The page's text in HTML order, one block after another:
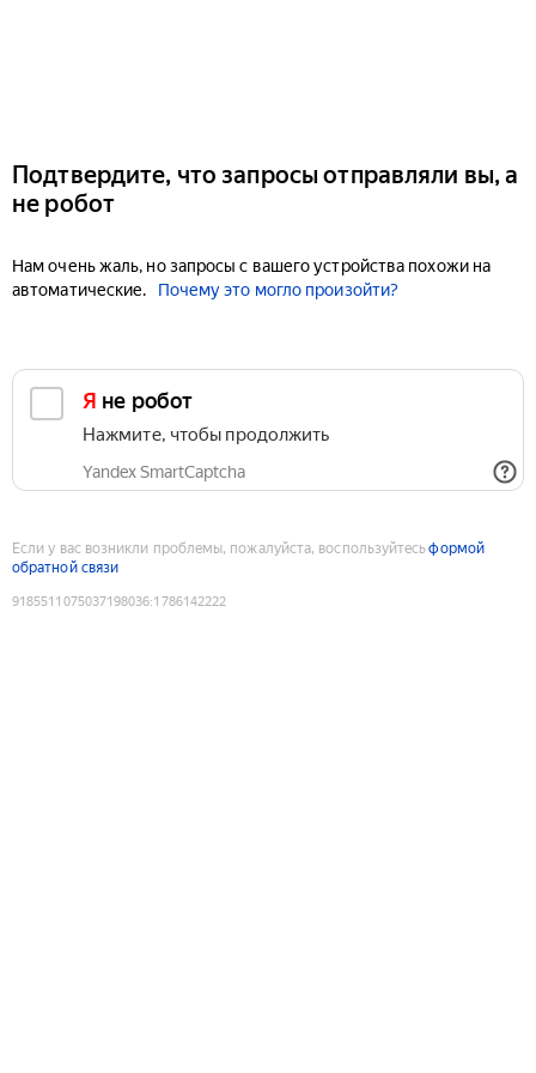
Подтвердите, что запросы отправляли вы, а
не робот
Нам очень жаль, но запросы с вашего устройства похожи на
автоматические.
Почему это могло произойти?
Я не робот
Нажмите, чтобы продолжить
Yandex SmartCaptcha
Если у вас возникли проблемы, пожалуйста, воспользуйтесьформой
обратной связи
9185511075037198036:1786142222